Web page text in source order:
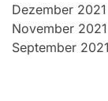
Dezember 2021
November 2021
September 2021